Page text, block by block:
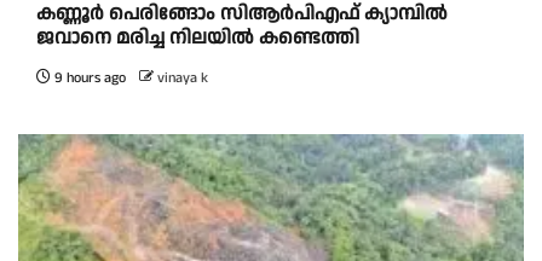
കണ്ണൂർ പെരിങ്ങോം സിആർപിഎഫ് ക്യാമ്പിൽ
ജവാനെ മരിച്ച നിലയിൽ കണ്ടെത്തി
9 hours ago vinaya k